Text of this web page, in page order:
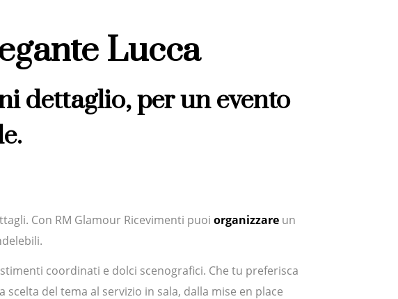
Lucca
dettaglio, per un evento
Con RM Glamour Ricevimenti puoi organizzare un
coordinati e dolci scenografici. Che tu preferisca
del tema al servizio in sala, dalla mise en place